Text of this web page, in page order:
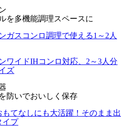
を多機能調理スペースに
ガスコンロ調理で使える1～2人
ワイドIHコンロ対応、2～3人分
ズ
防いでおいしく保存
もてなしにも大活躍！そのまま出
イプ